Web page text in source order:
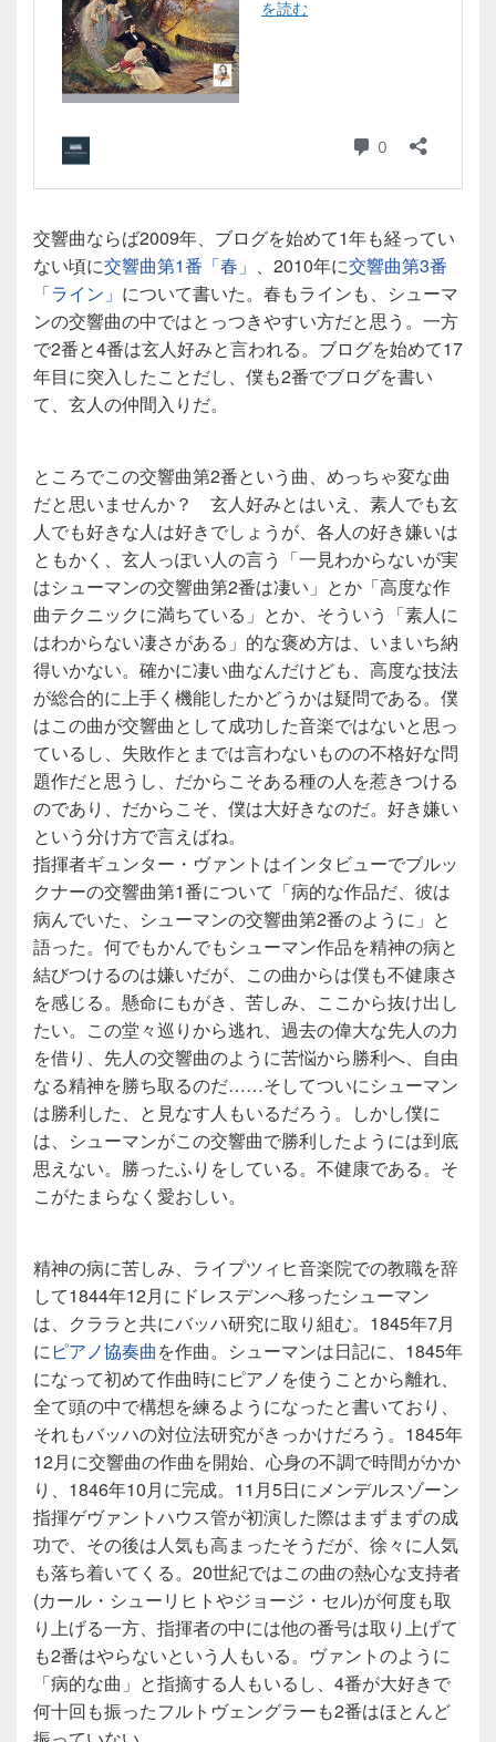
交響曲ならば2009年、ブログを始めて1年も経ってい
ない頃に交響曲第1番「春」 、2010年に交響曲第3番
「ライン」 について書いた。春もラインも、シューマ
ンの交響曲の中ではとっつきやすい方だと思う。一方
で2番と4番は玄人好みと言われる。ブログを始めて17
年目に突入したことだし、僕も2番でブログを書い
て、玄人の仲間入りだ。
ところでこの交響曲第2番という曲、めっちゃ変な曲
だと思いませんか？ 玄人好みとはいえ、素人でも玄
人でも好きな人は好きでしょうが、各人の好き嫌いは
ともかく、玄人っぽい人の言う「一見わからないが実
はシューマンの交響曲第2番は凄い」とか「高度な作
曲テクニックに満ちている」とか、そういう「素人に
はわからない凄さがある」的な褒め方は、いまいち納
得いかない。確かに凄い曲なんだけども、高度な技法
が総合的に上手く機能したかどうかは疑問である。僕
はこの曲が交響曲として成功した音楽ではないと思っ
ているし、失敗作とまでは言わないものの不格好な問
題作だと思うし、だからこそある種の人を惹きつける
のであり、だからこそ、僕は大好きなのだ。好き嫌い
という分け方で言えばね。
指揮者ギュンター・ヴァントはインタビューでブルッ
クナーの交響曲第1番について「病的な作品だ、彼は
病んでいた、シューマンの交響曲第2番のように」と
語った。何でもかんでもシューマン作品を精神の病と
結びつけるのは嫌いだが、この曲からは僕も不健康さ
を感じる。懸命にもがき、苦しみ、ここから抜け出し
たい。この堂々巡りから逃れ、過去の偉大な先人の力
を借り、先人の交響曲のように苦悩から勝利へ、自由
なる精神を勝ち取るのだ……そしてついにシューマン
は勝利した、と見なす人もいるだろう。しかし僕に
は、シューマンがこの交響曲で勝利したようには到底
思えない。勝ったふりをしている。不健康である。そ
こがたまらなく愛おしい。
精神の病に苦しみ、ライプツィヒ音楽院での教職を辞
して1844年12月にドレスデンへ移ったシューマン
は、クララと共にバッハ研究に取り組む。1845年7月
にピアノ協奏曲を作曲。シューマンは日記に、1845年
になって初めて作曲時にピアノを使うことから離れ、
全て頭の中で構想を練るようになったと書いており、
それもバッハの対位法研究がきっかけだろう。1845年
12月に交響曲の作曲を開始、心身の不調で時間がかか
り、1846年10月に完成。11月5日にメンデルスゾーン
指揮ゲヴァントハウス管が初演した際はまずまずの成
功で、その後は人気も高まったそうだが、徐々に人気
も落ち着いてくる。20世紀ではこの曲の熱心な支持者
(カール・シューリヒトやジョージ・セル)が何度も取
り上げる一方、指揮者の中には他の番号は取り上げて
も2番はやらないという人もいる。ヴァントのように
「病的な曲」と指摘する人もいるし、4番が大好きで
何十回も振ったフルトヴェングラーも2番はほとんど